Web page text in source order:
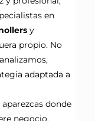
en
y
propio. No
adaptada a
donde